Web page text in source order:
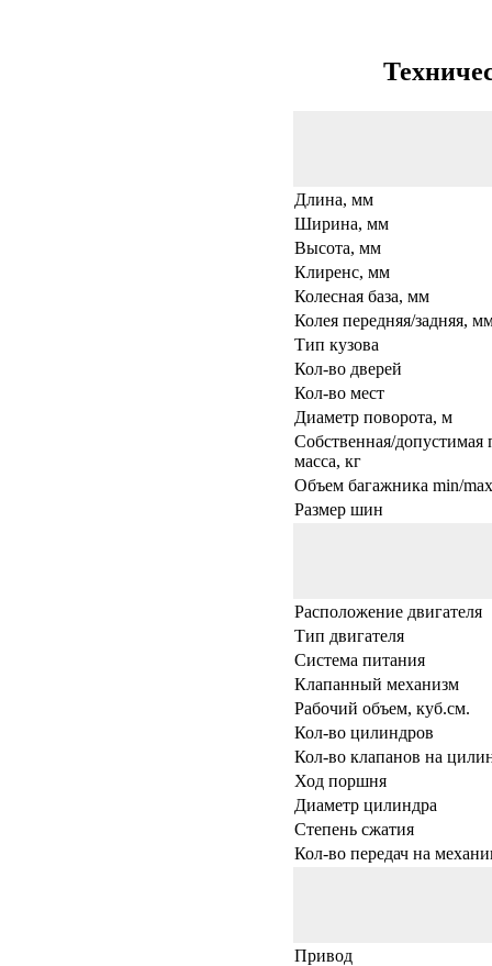
Длина, мм
Ширина, мм
Высота, мм
Клиренс, мм
Колесная база, мм
Колея передняя/задняя,
Тип кузова
Кол-во дверей
Кол-во мест
Диаметр поворота, м
Собственная/допустимая
масса, кг
Объем багажника min/
Размер шин
Расположение двигателя
Тип двигателя
Система питания
Клапанный механизм
Рабочий объем, куб.см.
Кол-во цилиндров
Кол-во клапанов на
Ход поршня
Диаметр цилиндра
Степень сжатия
Кол-во передач на
Привод